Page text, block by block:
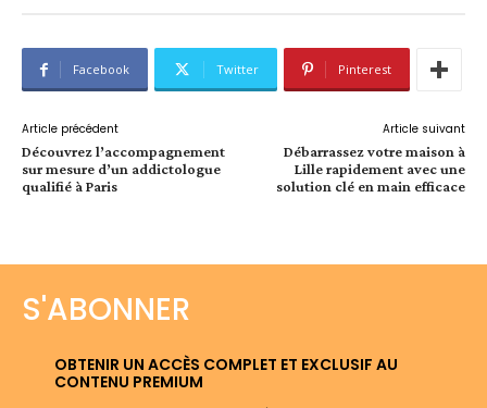
Facebook Twitter Pinterest
Article précédent
Découvrez l’accompagnement
sur mesure d’un addictologue
qualifié à Paris
Article suivant
Débarrassez votre maison à
Lille rapidement avec une
solution clé en main efficace
S'ABONNER
OBTENIR UN ACCÈS COMPLET ET EXCLUSIF AU
CONTENU PREMIUM